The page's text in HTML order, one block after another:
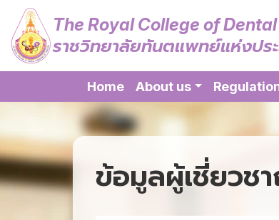
The Royal College of
ราชวิทยาลัยทันตแพทย์แห่งประ
Home About us
ข้อมูลผู้เชี่ยวช